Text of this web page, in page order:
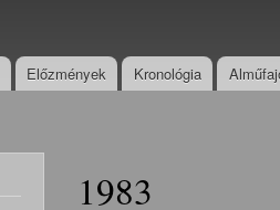
Előzmények Kronológia
1983